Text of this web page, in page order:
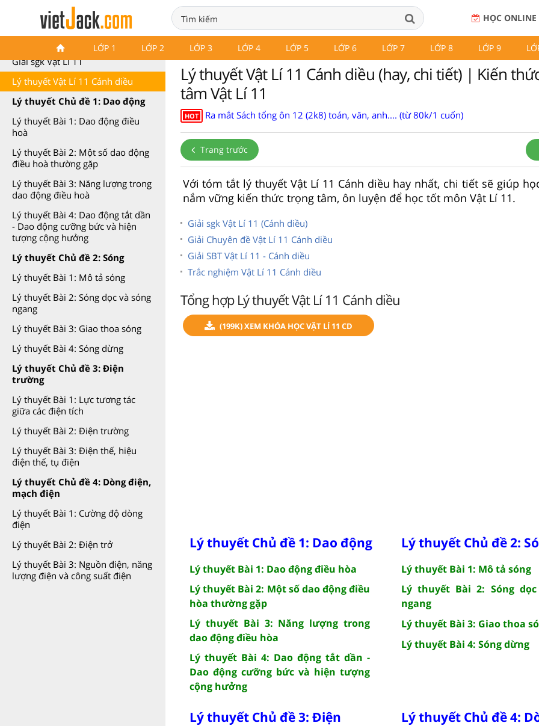
HỌC ONLINE
LỚP 1 LỚP 2 LỚP 3 LỚP 4 LỚP 5 LỚP 6 LỚP 7 LỚP 8 LỚP 9
Lý thuyết Vật Lí 11 Cánh diều
Giải sgk Vật Lí 11
Lý thuyết Vật Lí 11 Cánh diều
Lý thuyết Chủ đề 1: Dao động
Lý thuyết Bài 1: Dao động điều
hoà
Lý thuyết Bài 2: Một số dao động
điều hoà thường gặp
Lý thuyết Bài 3: Năng lượng trong
dao động điều hoà
Lý thuyết Bài 4: Dao động tắt dần
- Dao động cưỡng bức và hiện
tượng cộng hưởng
Lý thuyết Chủ đề 2: Sóng
Lý thuyết Bài 1: Mô tả sóng
Lý thuyết Bài 2: Sóng dọc và sóng
ngang
Lý thuyết Bài 3: Giao thoa sóng
Lý thuyết Bài 4: Sóng dừng
Lý thuyết Chủ đề 3: Điện
trường
Lý thuyết Bài 1: Lực tương tác
giữa các điện tích
Lý thuyết Bài 2: Điện trường
Lý thuyết Bài 3: Điện thế, hiệu
điện thế, tụ điện
Lý thuyết Chủ đề 4: Dòng điện,
mạch điện
Lý thuyết Bài 1: Cường độ dòng
điện
Lý thuyết Bài 2: Điện trở
Lý thuyết Bài 3: Nguồn điện, năng
lượng điện và công suất điện
Lý thuyết Vật Lí 11 Cánh diều (hay, chi tiết) | Kiến
tâm Vật Lí 11
HOT Ra mắt Sách tổng ôn 12 (2k8) toán, văn, anh.... (từ 80k/1 cuốn)
Trang trước
Với tóm tắt lý thuyết Vật Lí 11 Cánh diều hay nhất, chi tiết sẽ giúp
nắm vững kiến thức trọng tâm, ôn luyện để học tốt môn Vật Lí 11.
Giải sgk Vật Lí 11 (Cánh diều)
Giải Chuyên đề Vật Lí 11 Cánh diều
Giải SBT Vật Lí 11 - Cánh diều
Trắc nghiệm Vật Lí 11 Cánh diều
Tổng hợp Lý thuyết Vật Lí 11 Cánh diều
(199K) XEM KHÓA HỌC VẬT LÍ 11 CD
Lý thuyết Chủ đề 1: Dao động
Lý thuyết Bài 1: Dao động điều hòa
Lý thuyết Bài 2: Một số dao động điều
hòa thường gặp
Lý thuyết Bài 3: Năng lượng trong
dao động điều hòa
Lý thuyết Bài 4: Dao động tắt dần -
Dao động cưỡng bức và hiện tượng
cộng hưởng
Lý thuyết Chủ đề 2:
Lý thuyết Bài 1: Mô tả sóng
Lý thuyết Bài 2: Sóng
ngang
Lý thuyết Bài 3: Giao thoa
Lý thuyết Bài 4: Sóng dừng
Lý thuyết Chủ đề 3: Điện
Lý thuyết Chủ đề 4: